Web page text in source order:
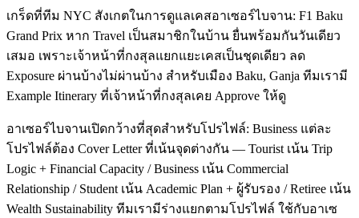
เกร็ดที่ทีม NYC สังเกตในการดูแลเคสอาเซอร์ไบจาน: F1 Baku
Grand Prix หาก Travel เป็นสมาชิกในบ้าน ยื่นพร้อมกันวันเดียว
เสมอ เพราะเจ้าหน้าที่กงสุลแยกแยะเคสเป็นชุดเดียว ลด
Exposure ผ่านบ้างไม่ผ่านบ้าง สำหรับเมือง Baku, Ganja ทีมเรามี
Example Itinerary ที่เจ้าหน้าที่กงสุลเคย Approve ให้ดู
อาเซอร์ไบจานเปิดกว้างที่สุดสำหรับโปรไฟล์: Business แต่ละ
โปรไฟล์ต้อง Cover Letter ที่เน้นจุดต่างกัน — Tourist เน้น Trip
Logic + Financial Capacity / Business เน้น Commercial
Relationship / Student เน้น Academic Plan + ผู้รับรอง / Retiree เน้น
Wealth Sustainability ทีมเรามีร่างแยกตามโปรไฟล์ ใช้กับอาเซ